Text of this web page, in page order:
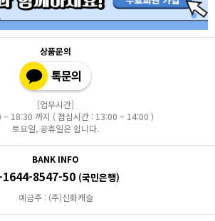
상품문의
[업무시간]
~ 18:30 까지 ( 점심시간 : 13:00 ~ 14:00 )
토요일, 공휴일은 쉽니다.
BANK INFO
1644-8547-50 (국민은행)
예금주 : (주)신화캐슬